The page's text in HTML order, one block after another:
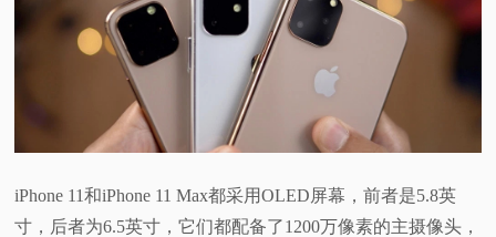
视
科
普
iPhone 11和iPhone 11 Max都采用OLED屏幕，前者是5.8英
寸，后者为6.5英寸，它们都配备了1200万像素的主摄像头，